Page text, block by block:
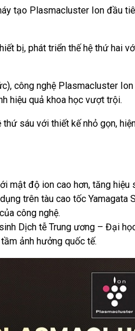
tạo Plasmacluster Ion đầu
bị, phát triển thế hệ thứ hai
công nghệ Plasmacluster
hiệu quả khoa học vượt trội.
thứ sáu với thiết kế nhỏ gọn,
mật độ ion cao hơn, tăng hiệu
trên tàu cao tốc Yamagata
công nghệ.
Dịch tễ Trung ương – Đại
ảnh hưởng quốc tế.